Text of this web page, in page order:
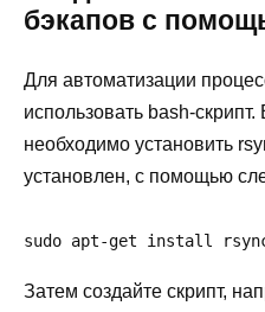
бэкапов с
Для автоматизации
использовать bash-
необходимо установить
установлен, с помощью
sudo apt-get install
Затем создайте скрипт,